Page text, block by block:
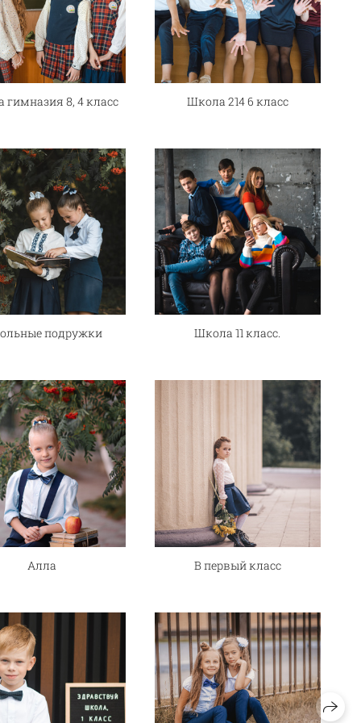
8, 4 класс Школа 214 6 класс
подружки Школа 11 класс.
Алла В первый класс